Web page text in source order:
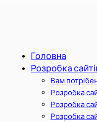
Головна
Розробка
Вам
Розробка
Розробка
Розробка